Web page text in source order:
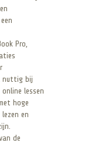
Pro,
nuttig bij
lessen
hoge
en
de